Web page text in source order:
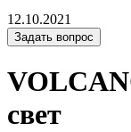
12.10.2021
Задать вопрос
свет